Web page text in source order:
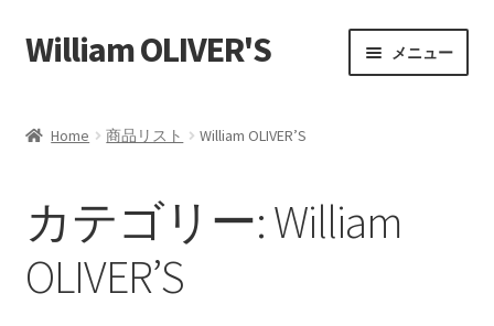
ナ
ビ
ー
へ
ス
キ
コ
ン
ン
キ
ッ
プ
William OLIVER'S メニュー
Payment Confirmation
Payment Failed
Home 商品リスト William OLIVER’S
カテゴリー:William
OLIVER’S